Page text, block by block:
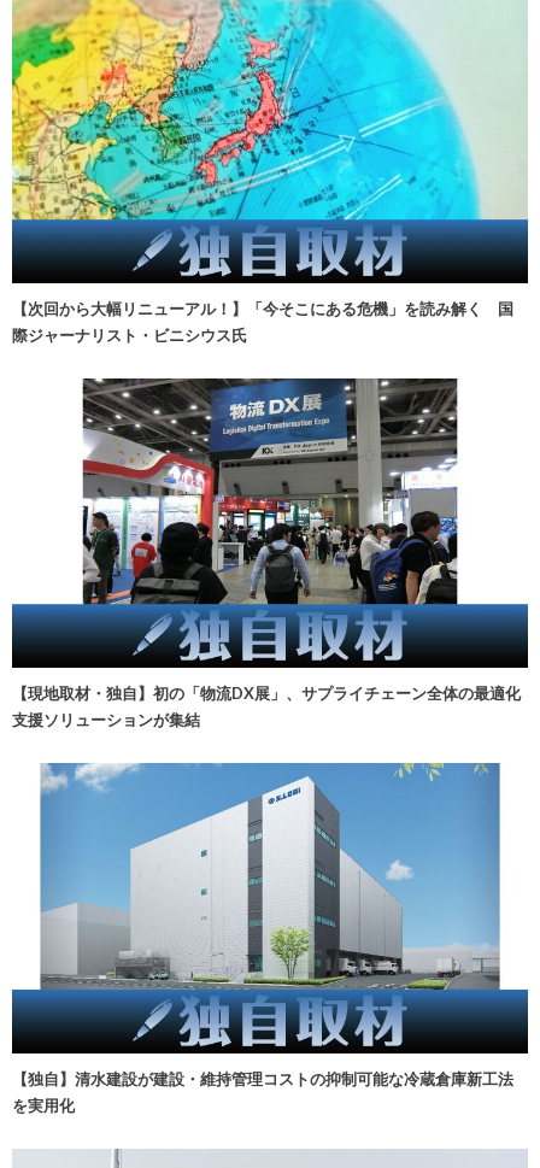
【次回から大幅リニューアル！】「今そこにある危機」を読み解く 国
際ジャーナリスト・ビニシウス氏
【現地取材・独自】初の「物流DX展」、サプライチェーン全体の最適化
支援ソリューションが集結
【独自】清水建設が建設・維持管理コストの抑制可能な冷蔵倉庫新工法
を実用化